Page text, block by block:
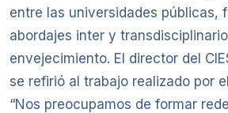
entre las universidades públicas,
abordajes inter y
envejecimiento. El director del
se refirió al trabajo realizado por
“Nos preocupamos de formar